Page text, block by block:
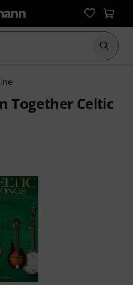
Together Celtic
6 évaluations clients